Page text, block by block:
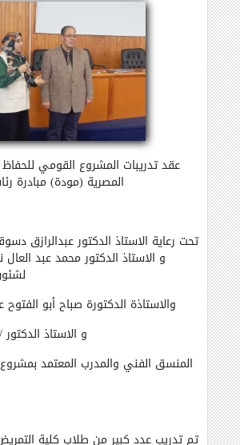
المصرية (مودة) مبادرة
تحت رعاية الاستاذ الدكتور عبدالرازق
و الاستاذ الدكتور محمد عبد
المنسق الفني والمدرب المعتمد